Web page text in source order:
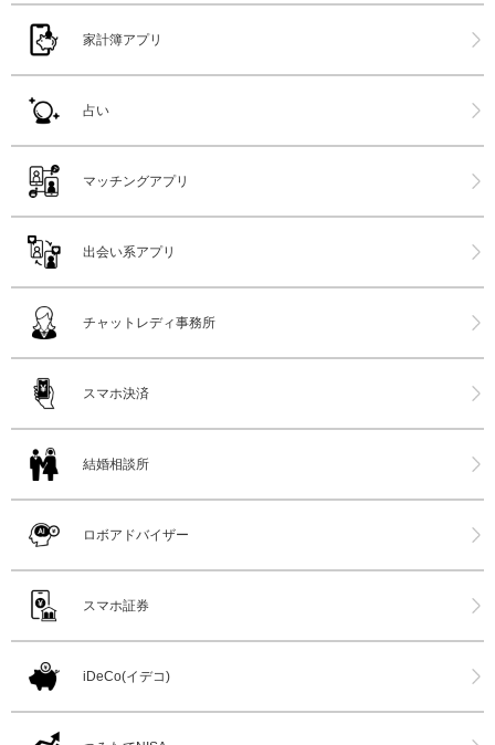
家計簿アプリ
占い
マッチングアプリ
出会い系アプリ
チャットレディ事務所
スマホ決済
結婚相談所
ロボアドバイザー
スマホ証券
iDeCo(イデコ)